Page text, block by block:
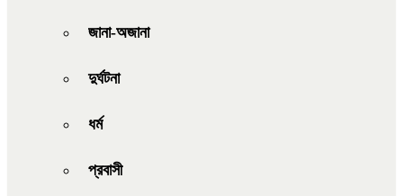
জানা-অজানা
দুর্ঘটনা
ধর্ম
প্রবাসী